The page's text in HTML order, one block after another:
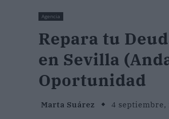
Agencia
Repara tu
en Sevilla
Oportunidad
Marta Suárez 4 septiembre,